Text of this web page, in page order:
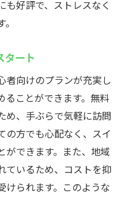
も好評で、ストレスなく
タート
者向けのプランが充実し
ることができます。無料
め、手ぶらで気軽に訪問
の方でも心配なく、スイ
ができます。また、地域
ているため、コストを抑
けられます。このような